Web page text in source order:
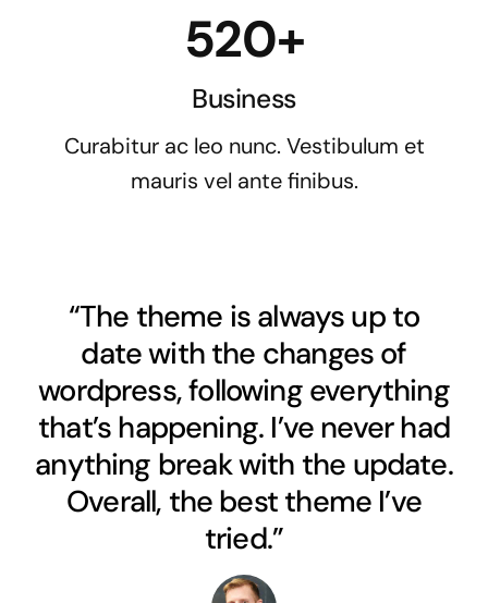
520+
Business
Curabitur ac leo nunc. Vestibulum et
mauris vel ante finibus.
“The theme is always up to
date with the changes of
wordpress, following everything
that’s happening. I’ve never had
anything break with the update.
Overall, the best theme I’ve
tried.”